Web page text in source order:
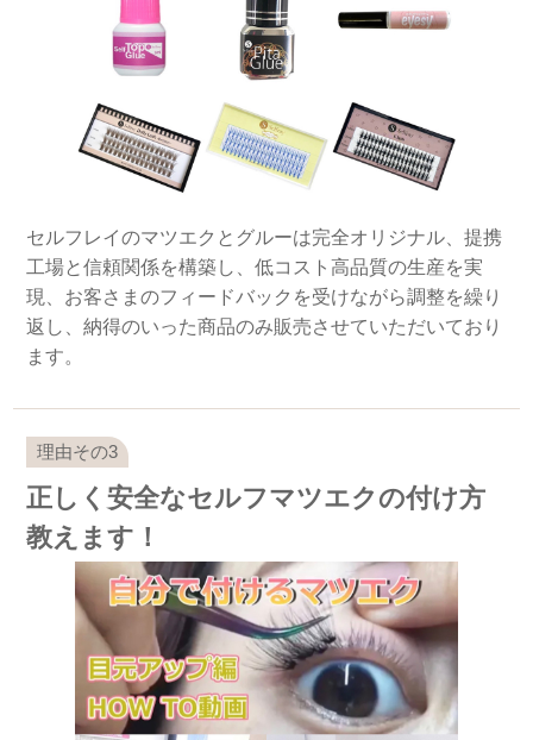
セルフレイのマツエクとグルーは完全オリジナル、提携
工場と信頼関係を構築し、低コスト高品質の生産を実
現、お客さまのフィードバックを受けながら調整を繰り
返し、納得のいった商品のみ販売させていただいており
ます。
正しく安全なセルフマツエクの付け方
教えます！